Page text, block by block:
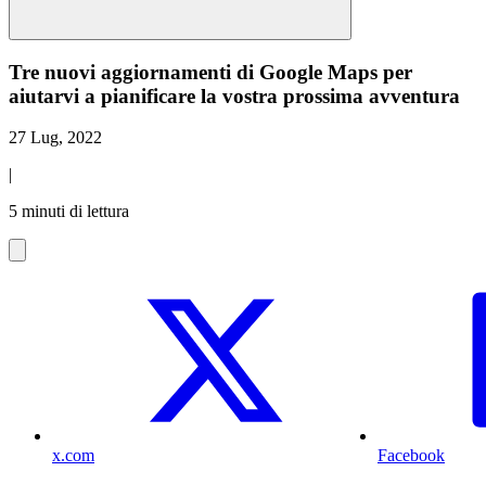
Tre nuovi aggiornamenti di Google Maps per
aiutarvi a pianificare la vostra prossima avventura
27 Lug, 2022
|
5 minuti di lettura
x.com Facebook